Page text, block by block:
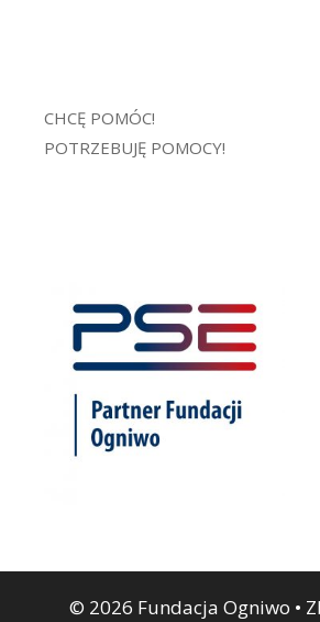
CHCĘ POMÓC!
POTRZEBUJĘ POMOCY!
© 2026 Fundacja Ogniwo •